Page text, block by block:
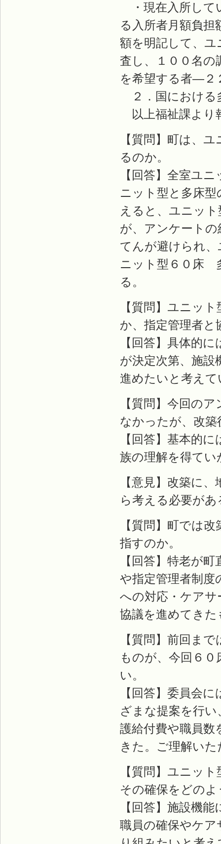
・現在入所して
る入所者月額負
額を明記して、
査し、１００名の
を希望する者―２
２．国における
以上福祉課より
【質問】町は、
るのか。
【回答】全室ユ
ニット型と多床
えると、ユニッ
が、アンケート
てんが避けられ
ニット型６０床
る。
【質問】ユニッ
か、指定管理者
【回答】具体的
が決定次第、施
進めたいと考えて
【質問】今回の
なかったが、改
【回答】基本的
族の理解を得て
【意見】改築に
ら考える必要があ
【質問】町では
指すのか。
【回答】特老が
や指定管理者制度
への対応・ケア
協議を進めてき
【質問】前回ま
ものが、今回６
い。
【回答】委員会
ざまな提案を行
護給付費や職員数
きた。ご理解い
【質問】ユニッ
その確保をどの
【回答】施設機
職員の確保やケ